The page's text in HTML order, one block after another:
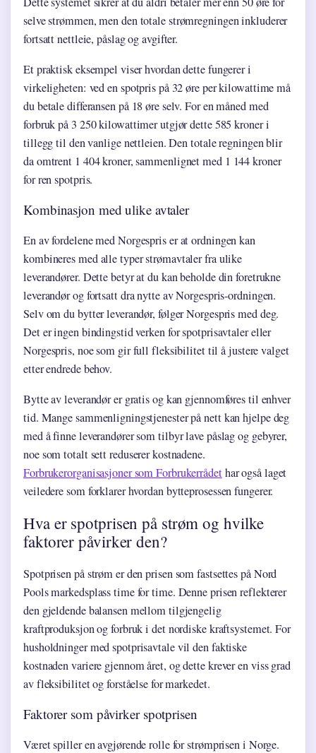
selve strømmen, men den totale strømregningen inkluderer
fortsatt nettleie, påslag og avgifter.
Et praktisk eksempel viser hvordan dette fungerer i
virkeligheten: ved en spotpris på 32 øre per kilowattime må
du betale differansen på 18 øre selv. For en måned med
forbruk på 3 250 kilowattimer utgjør dette 585 kroner i
tillegg til den vanlige nettleien. Den totale regningen blir
da omtrent 1 404 kroner, sammenlignet med 1 144 kroner
for ren spotpris.
Kombinasjon med ulike avtaler
En av fordelene med Norgespris er at ordningen kan
kombineres med alle typer strømavtaler fra ulike
leverandører. Dette betyr at du kan beholde din foretrukne
leverandør og fortsatt dra nytte av Norgespris-ordningen.
Selv om du bytter leverandør, følger Norgespris med deg.
Det er ingen bindingstid verken for spotprisavtaler eller
Norgespris, noe som gir full fleksibilitet til å justere valget
etter endrede behov.
Bytte av leverandør er gratis og kan gjennomføres til enhver
tid. Mange sammenligningstjenester på nett kan hjelpe deg
med å finne leverandører som tilbyr lave påslag og gebyrer,
noe som totalt sett reduserer kostnadene.
Forbrukerorganisasjoner som Forbrukerrådethar også laget
veiledere som forklarer hvordan bytteprosessen fungerer.
Hva er spotprisen på strøm og hvilke
faktorer påvirker den?
Spotprisen på strøm er den prisen som fastsettes på Nord
Pools markedsplass time for time. Denne prisen reflekterer
den gjeldende balansen mellom tilgjengelig
kraftproduksjon og forbruk i det nordiske kraftsystemet. For
husholdninger med spotprisavtale vil den faktiske
kostnaden variere gjennom året, og dette krever en viss grad
av fleksibilitet og forståelse for markedet.
Faktorer som påvirker spotprisen
Været spiller en avgjørende rolle for strømprisen i Norge.